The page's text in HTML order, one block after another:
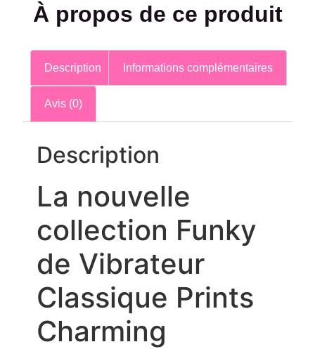
À propos de ce produit
Description Informations complémentaires
Avis (0)
Description
La nouvelle
collection Funky
de Vibrateur
Classique Prints
Charming